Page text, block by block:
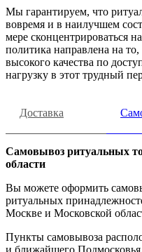
Мы гарантируем, что
вовремя и в наилучшем
мере сконцентрироваться
политика направлена на
высокого качества по
нагрузку в этот трудный
Доставка
Самовывоз ритуальных
области
Вы можете оформить
ритуальных
Москве и Московской
Пункты самовывоза
и ближайшего